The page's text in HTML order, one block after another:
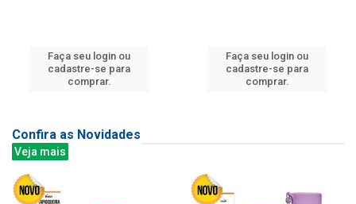
Faça seu login ou
cadastre-se para
comprar.
Faça seu login ou
cadastre-se para
comprar.
Confira as Novidades
Veja mais